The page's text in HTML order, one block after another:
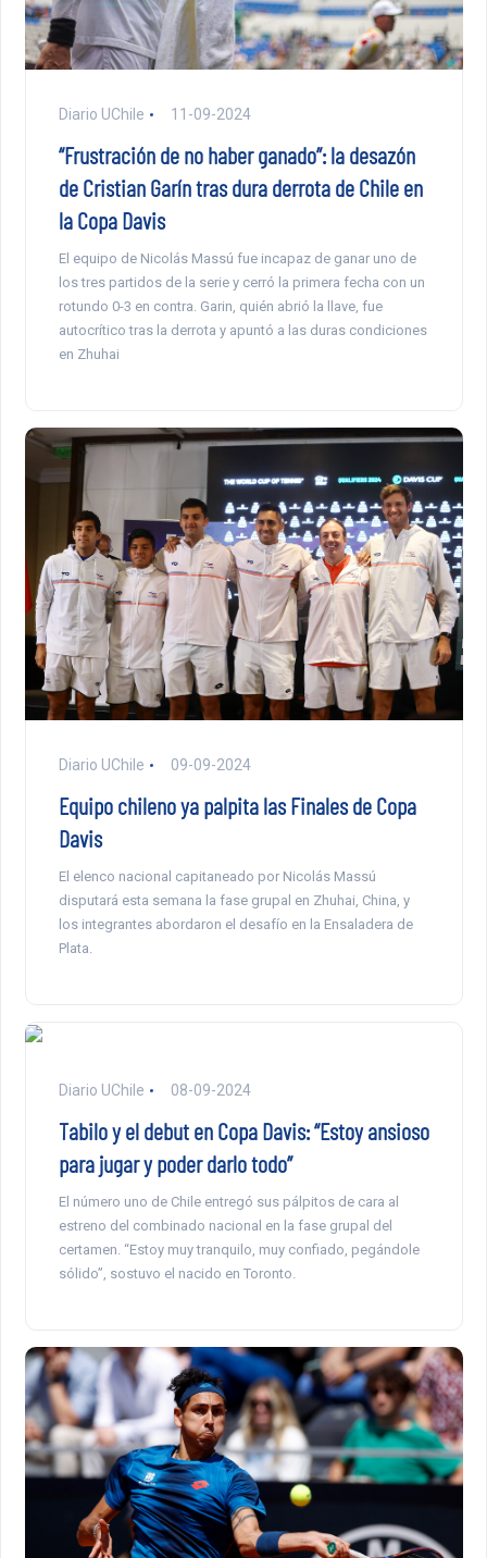
Diario UChile 11-09-2024
“Frustración de no haber ganado”: la desazón
de Cristian Garín tras dura derrota de Chile en
la Copa Davis
El equipo de Nicolás Massú fue incapaz de ganar uno de
los tres partidos de la serie y cerró la primera fecha con un
rotundo 0-3 en contra. Garin, quién abrió la llave, fue
autocrítico tras la derrota y apuntó a las duras condiciones
en Zhuhai
Diario UChile 09-09-2024
Equipo chileno ya palpita las Finales de Copa
Davis
El elenco nacional capitaneado por Nicolás Massú
disputará esta semana la fase grupal en Zhuhai, China, y
los integrantes abordaron el desafío en la Ensaladera de
Plata.
Diario UChile 08-09-2024
Tabilo y el debut en Copa Davis: “Estoy ansioso
para jugar y poder darlo todo”
El número uno de Chile entregó sus pálpitos de cara al
estreno del combinado nacional en la fase grupal del
certamen. “Estoy muy tranquilo, muy confiado, pegándole
sólido”, sostuvo el nacido en Toronto.